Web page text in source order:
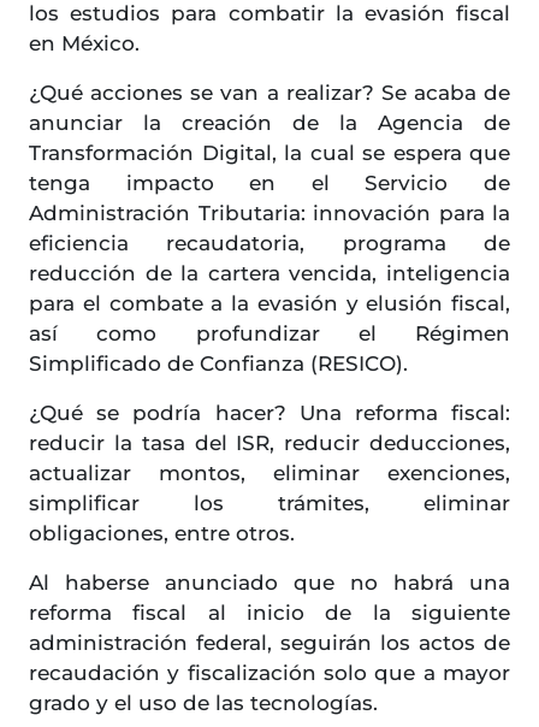
los estudios para combatir la evasión fiscal
en México.
¿Qué acciones se van a realizar? Se acaba de
anunciar la creación de la Agencia de
Transformación Digital, la cual se espera que
tenga impacto en el Servicio de
Administración Tributaria: innovación para la
eficiencia recaudatoria, programa de
reducción de la cartera vencida, inteligencia
para el combate a la evasión y elusión fiscal,
así como profundizar el Régimen
Simplificado de Confianza (RESICO).
¿Qué se podría hacer? Una reforma fiscal:
reducir la tasa del ISR, reducir deducciones,
actualizar montos, eliminar exenciones,
simplificar los trámites, eliminar
obligaciones, entre otros.
Al haberse anunciado que no habrá una
reforma fiscal al inicio de la siguiente
administración federal, seguirán los actos de
recaudación y fiscalización solo que a mayor
grado y el uso de las tecnologías.